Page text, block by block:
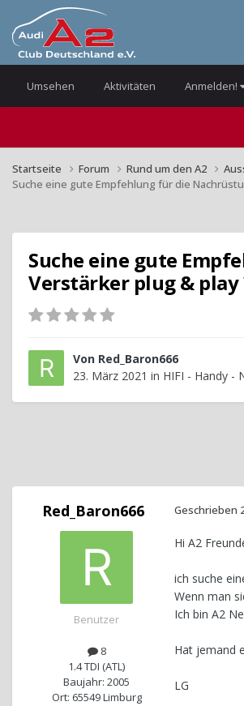
Umsehen Aktivitäten Anmelden!
Startseite Forum Rund um den A2
Suche eine gute Empfehlung für die
Suche eine gute
Verstärker plug & play
Von Red_Baron666
23. März 2021 in HIFI - Handy -
Red_Baron666
Benutzer
8
1.4 TDI (ATL)
Baujahr: 2005
Ort: 65549 Limburg
Geschrieben
Hi A2
ich suche
Wenn man
Ich bin A2
Hat jemand
LG